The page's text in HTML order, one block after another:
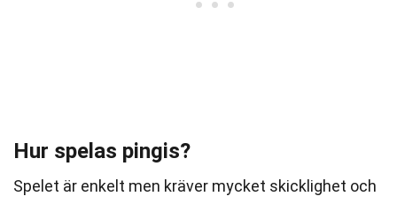
Hur spelas pingis?
Spelet är enkelt men kräver mycket skicklighet och